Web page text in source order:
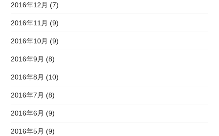
2016年12月 (7)
2016年11月 (9)
2016年10月 (9)
2016年9月 (8)
2016年8月 (10)
2016年7月 (8)
2016年6月 (9)
2016年5月 (9)